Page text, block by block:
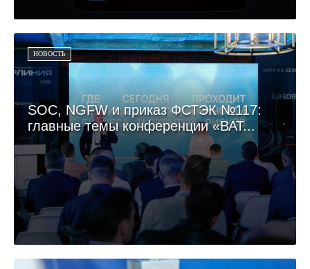
НОВОСТЬ
SOC, NGFW и приказ ФСТЭК №117:
главные темы конференции «ВАТ...